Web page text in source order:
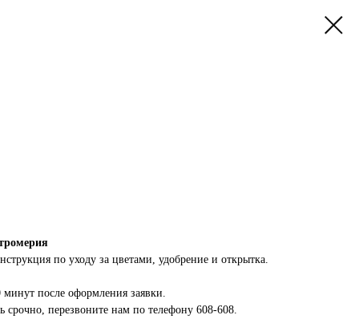
по уходу за цветами, удобрение и открытка.
после оформления заявки.
срочно, перезвоните нам по телефону 608-608.